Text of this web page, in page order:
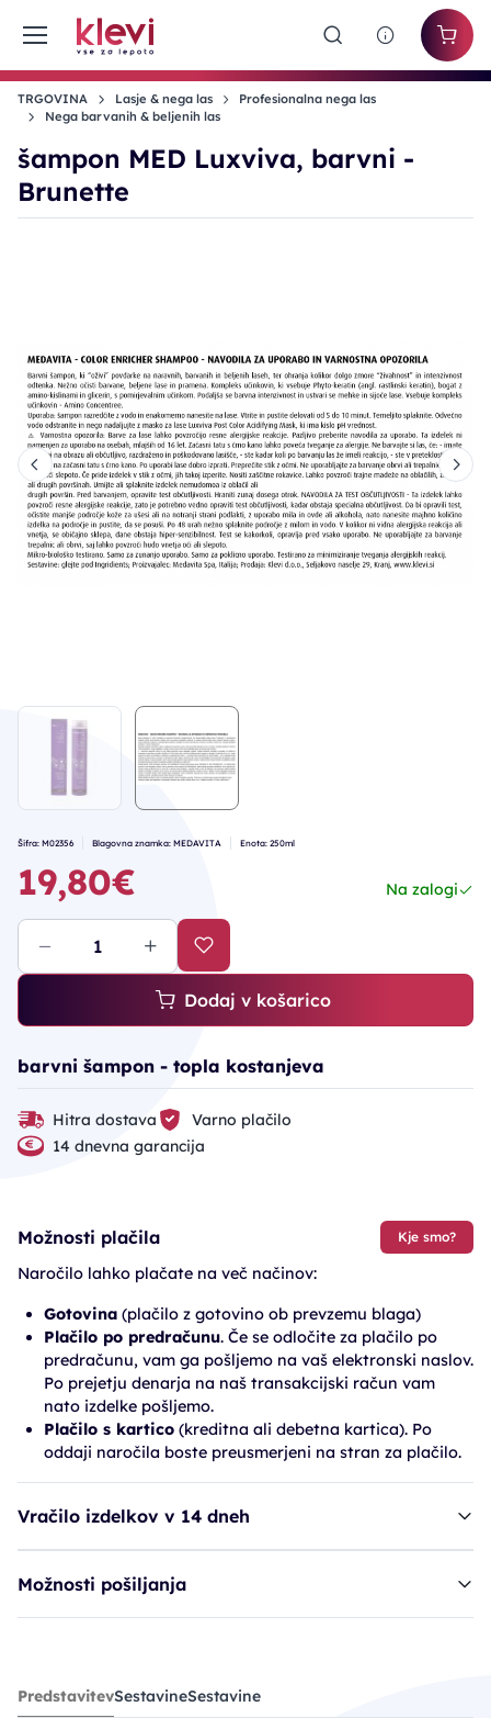
TRGOVINA Lasje & nega las
Profesionalna nega las
Nega barvanih & beljenih las
šampon MED Luxviva, barvni -
Brunette
Šifra: M02356 Blagovna znamka: MEDAVITA Enota: 250ml
19,80€ Na zalogi
Dodaj v košarico
barvni šampon - topla kostanjeva
Hitra dostava
Varno plačilo
14 dnevna garancija
Možnosti plačila Kje smo?
Naročilo lahko plačate na več načinov:
Gotovina (plačilo z gotovino ob prevzemu blaga)
Plačilo po predračunu. Če se odločite za plačilo po
predračunu, vam ga pošljemo na vaš elektronski naslov.
Po prejetju denarja na naš transakcijski račun vam
nato izdelke pošljemo.
Plačilo s kartico (kreditna ali debetna kartica). Po
oddaji naročila boste preusmerjeni na stran za plačilo.
Vračilo izdelkov v 14 dneh
Možnosti pošiljanja
šampon MED Luxviva, barvni - Brunette
PredstavitevSestavineSestavine